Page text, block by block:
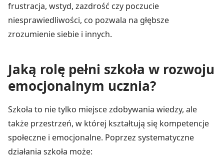
frustracja, wstyd, zazdrość czy poczucie
niesprawiedliwości, co pozwala na głębsze
zrozumienie siebie i innych.
Jaką rolę pełni szkoła w rozwoju
emocjonalnym ucznia?
Szkoła to nie tylko miejsce zdobywania wiedzy, ale
także przestrzeń, w której kształtują się kompetencje
społeczne i emocjonalne. Poprzez systematyczne
działania szkoła może: